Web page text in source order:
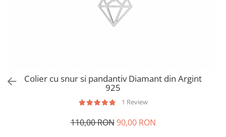
Coliere Transparente cu Stea
Coliere Transparente cu Soare
Coliere Transparente cu Flori
Coliere Transparente cu Animale
Coliere Transparente cu Pietre
Brățări din Argint cu pietre
Colier cu snur si pandantiv Diamant din Argint
925
1 Review
110,00 RON 90,00 RON